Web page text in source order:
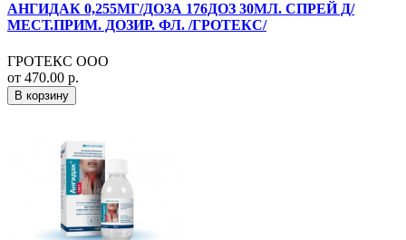
АНГИДАК 0,255МГ/ДОЗА 176ДОЗ 30МЛ. СПРЕЙ Д/
МЕСТ.ПРИМ. ДОЗИР. ФЛ. /ГРОТЕКС/
ГРОТЕКС ООО
от 470.00 р.
В корзину